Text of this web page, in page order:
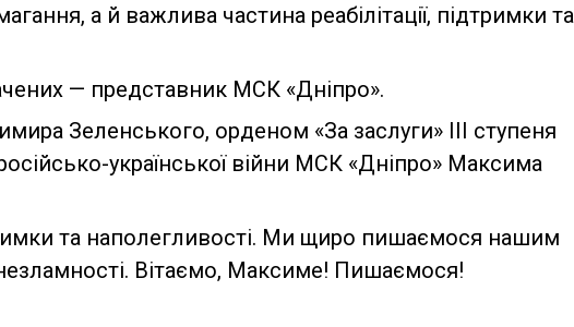
а й важлива частина реабілітації, підтримки та
— представник МСК «Дніпро».
Зеленського, орденом «За заслуги» ІІІ ступеня
української війни МСК «Дніпро» Максима
та наполегливості. Ми щиро пишаємося нашим
Вітаємо, Максиме! Пишаємося!